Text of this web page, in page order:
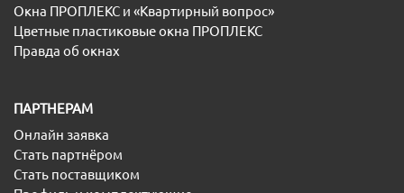
Окна ПРОПЛЕКС и «Квартирный вопрос»
Цветные пластиковые окна ПРОПЛЕКС
Правда об окнах
ПАРТНЕРАМ
Онлайн заявка
Стать партнёром
Стать поставщиком